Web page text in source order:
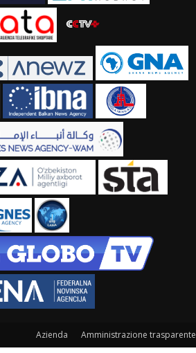
Azienda Amministrazione trasparente